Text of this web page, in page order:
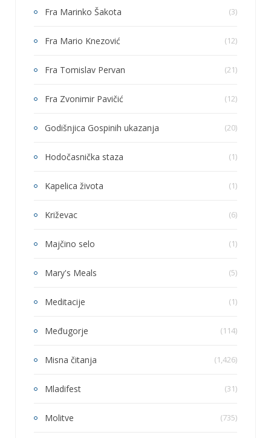
Fra Marinko Šakota (3)
Fra Mario Knezović (12)
Fra Tomislav Pervan (21)
Fra Zvonimir Pavičić (12)
Godišnjica Gospinih ukazanja (20)
Hodočasnička staza (1)
Kapelica života (1)
Križevac (6)
Majčino selo (1)
Mary's Meals (5)
Meditacije (1)
Međugorje (114)
Misna čitanja (1,426)
Mladifest (31)
Molitve (735)